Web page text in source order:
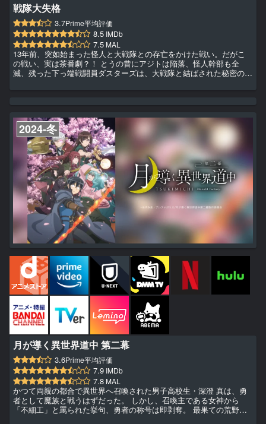
戦隊大失格
3.7Prime平均評価
8.5 IMDb
7.5 MAL
13年前、突如始まった怪人と大戦隊との存亡をかけた戦い。だがこ
の戦い、実は茶番劇？！ とうの昔にアジトは陥落、怪人幹部も全
滅、残った下っ端戦闘員ダスターズは、大戦隊と結ばされた秘密の協
けの人生に、やさぐれた戦闘員Dは遂に立ち上がる！
2024-冬
月が導く異世界道中 第二幕
3.6Prime平均評価
7.9 IMDb
7.8 MAL
かつて両親の都合で異世界へ召喚された男子高校生・深澄 真は、勇
者として魔族と戦うはずだった。 しかし、召喚主である女神から
「不細工」と罵られた挙句、勇者の称号は即剥奪。 最果ての荒野に